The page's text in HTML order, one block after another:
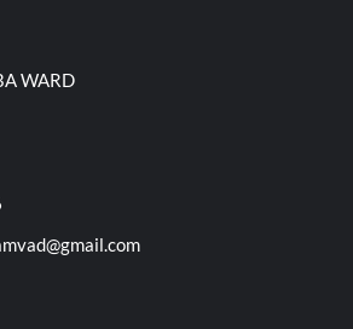
WARD